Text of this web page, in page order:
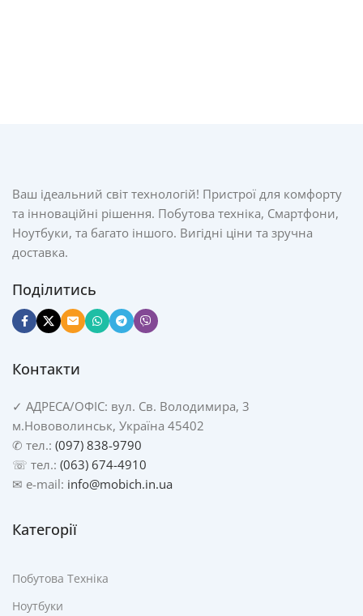
Ваш ідеальний світ технологій! Пристрої для комфорту
та інноваційні рішення. Побутова техніка, Смартфони,
Ноутбуки, та багато іншого. Вигідні ціни та зручна
доставка.
Поділитись
Контакти
✓ АДРЕСА/ОФІС: вул. Св. Володимира, 3
м.Нововолинськ, Україна 45402
✆ тел.: (097) 838-9790
☏ тел.: (063) 674-4910
✉ e-mail: info@mobich.in.ua
Категорії
Побутова Техніка
Ноутбуки